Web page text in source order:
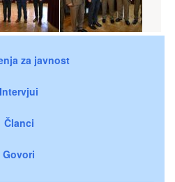
za javnost
Intervjui
Članci
Govori